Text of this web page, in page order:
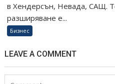
в Хендерсън, Невада, САЩ.
разширяване е...
Бизнес
LEAVE A COMMENT